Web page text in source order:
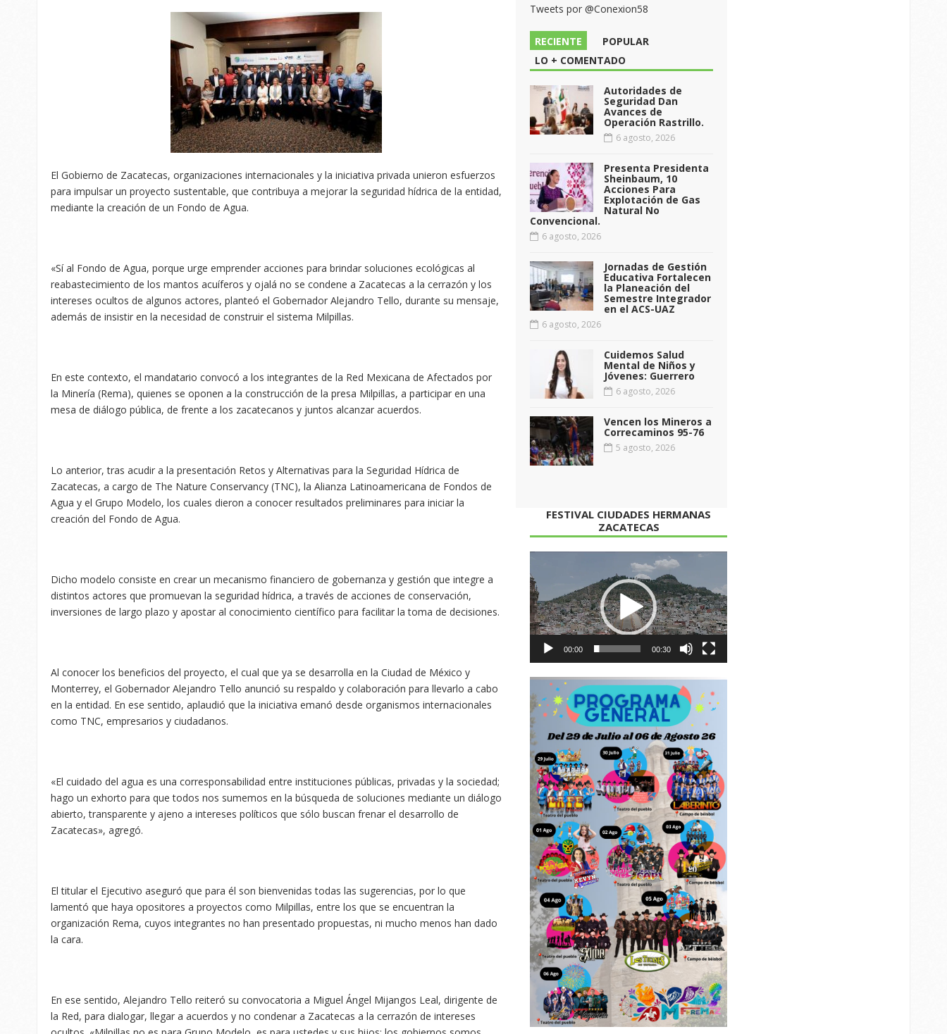
El Gobierno de Zacatecas, organizaciones internacionales y la iniciativa privada unieron esfuerzos
para impulsar un proyecto sustentable, que contribuya a mejorar la seguridad hídrica de la entidad,
mediante la creación de un Fondo de Agua.
«Sí al Fondo de Agua, porque urge emprender acciones para brindar soluciones ecológicas al
reabastecimiento de los mantos acuíferos y ojalá no se condene a Zacatecas a la cerrazón y los
intereses ocultos de algunos actores, planteó el Gobernador Alejandro Tello, durante su mensaje,
además de insistir en la necesidad de construir el sistema Milpillas.
En este contexto, el mandatario convocó a los integrantes de la Red Mexicana de Afectados por
la Minería (Rema), quienes se oponen a la construcción de la presa Milpillas, a participar en una
mesa de diálogo pública, de frente a los zacatecanos y juntos alcanzar acuerdos.
Lo anterior, tras acudir a la presentación Retos y Alternativas para la Seguridad Hídrica de
Zacatecas, a cargo de The Nature Conservancy (TNC), la Alianza Latinoamericana de Fondos de
Agua y el Grupo Modelo, los cuales dieron a conocer resultados preliminares para iniciar la
creación del Fondo de Agua.
Dicho modelo consiste en crear un mecanismo financiero de gobernanza y gestión que integre a
distintos actores que promuevan la seguridad hídrica, a través de acciones de conservación,
inversiones de largo plazo y apostar al conocimiento científico para facilitar la toma de decisiones.
Al conocer los beneficios del proyecto, el cual que ya se desarrolla en la Ciudad de México y
Monterrey, el Gobernador Alejandro Tello anunció su respaldo y colaboración para llevarlo a cabo
en la entidad. En ese sentido, aplaudió que la iniciativa emanó desde organismos internacionales
como TNC, empresarios y ciudadanos.
«El cuidado del agua es una corresponsabilidad entre instituciones públicas, privadas y la sociedad;
hago un exhorto para que todos nos sumemos en la búsqueda de soluciones mediante un diálogo
abierto, transparente y ajeno a intereses políticos que sólo buscan frenar el desarrollo de
Zacatecas», agregó.
El titular el Ejecutivo aseguró que para él son bienvenidas todas las sugerencias, por lo que
lamentó que haya opositores a proyectos como Milpillas, entre los que se encuentran la
organización Rema, cuyos integrantes no han presentado propuestas, ni mucho menos han dado
la cara.
En ese sentido, Alejandro Tello reiteró su convocatoria a Miguel Ángel Mijangos Leal, dirigente de
la Red, para dialogar, llegar a acuerdos y no condenar a Zacatecas a la cerrazón de intereses
Tweets por @Conexion58
RECIENTE
POPULAR
LO + COMENTADO
Autoridades de
Seguridad Dan
Avances de
Operación Rastrillo.
6 agosto, 2026
Presenta Presidenta
Sheinbaum, 10
Acciones Para
Explotación de Gas
Natural No
Convencional.
6 agosto, 2026
Jornadas de Gestión
Educativa Fortalecen
la Planeación del
Semestre Integrador
en el ACS-UAZ
6 agosto, 2026
Cuidemos Salud
Mental de Niños y
Jóvenes: Guerrero
6 agosto, 2026
Vencen los Mineros a
Correcaminos 95-76
5 agosto, 2026
FESTIVAL CIUDADES HERMANAS
ZACATECAS
de
vídeo
00:00 00:30